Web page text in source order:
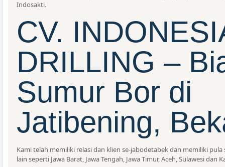
Indosakti.
CV.
DRILLING –
Sumur Bor di
Jatibening,
Kami telah memiliki relasi dan klien se-jabodetabek dan memiliki
lain seperti Jawa Barat, Jawa Tengah, Jawa Timur, Aceh, Sulawesi dan